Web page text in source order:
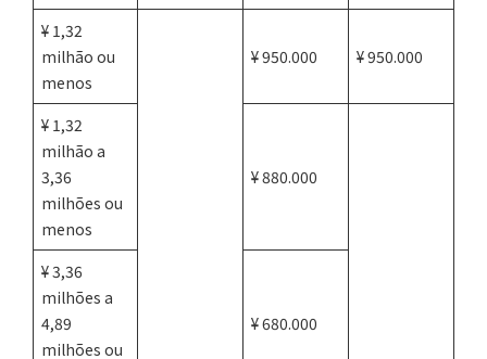
¥ 1,32
milhão ou
menos
¥ 950.000 ¥ 950.000
¥ 1,32
milhão a
3,36
milhões ou
menos
¥ 880.000
¥ 3,36
milhões a
4,89
milhões ou
¥ 680.000